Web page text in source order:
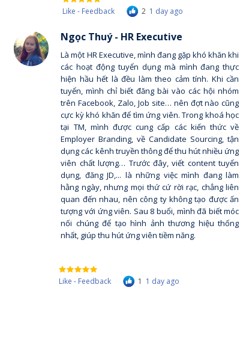
Like - Feedback 2 1 day ago
Là một HR Executive, mình đang gặp khó khăn khi
các hoạt động tuyển dụng mà mình đang thực
hiện hầu hết là đều làm theo cảm tính. Khi cần
tuyển, mình chỉ biết đăng bài vào các hội nhóm
trên Facebook, Zalo, Job site… nên đợt nào cũng
cực kỳ khó khăn để tìm ứng viên. Trong khoá học
tại TM, mình được cung cấp các kiến thức về
Employer Branding, về Candidate Sourcing, tận
dụng các kênh truyền thông để thu hút nhiều ứng
viên chất lượng… Trước đây, viết content tuyển
dụng, đăng JD,... là những việc mình đang làm
hằng ngày, nhưng mọi thứ cứ rời rạc, chẳng liên
quan đến nhau, nên công ty không tạo được ấn
tượng với ứng viên. Sau 8 buổi, mình đã biết móc
nối chúng để tạo hình ảnh thương hiệu thống
nhất, giúp thu hút ứng viên tiềm năng.
Ngọc Thuý - HR Executive
Like - Feedback 1 1 day ago